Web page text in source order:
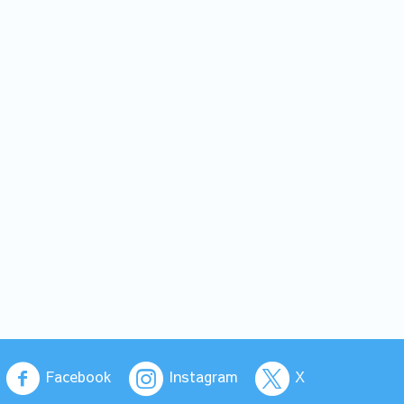
Facebook Instagram X